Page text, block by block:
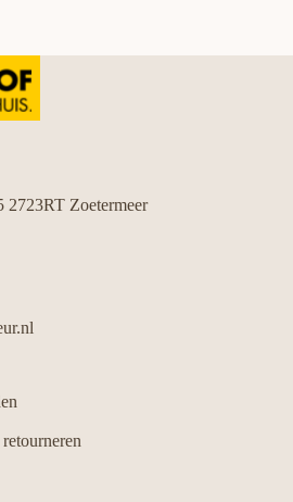
2723RT Zoetermeer